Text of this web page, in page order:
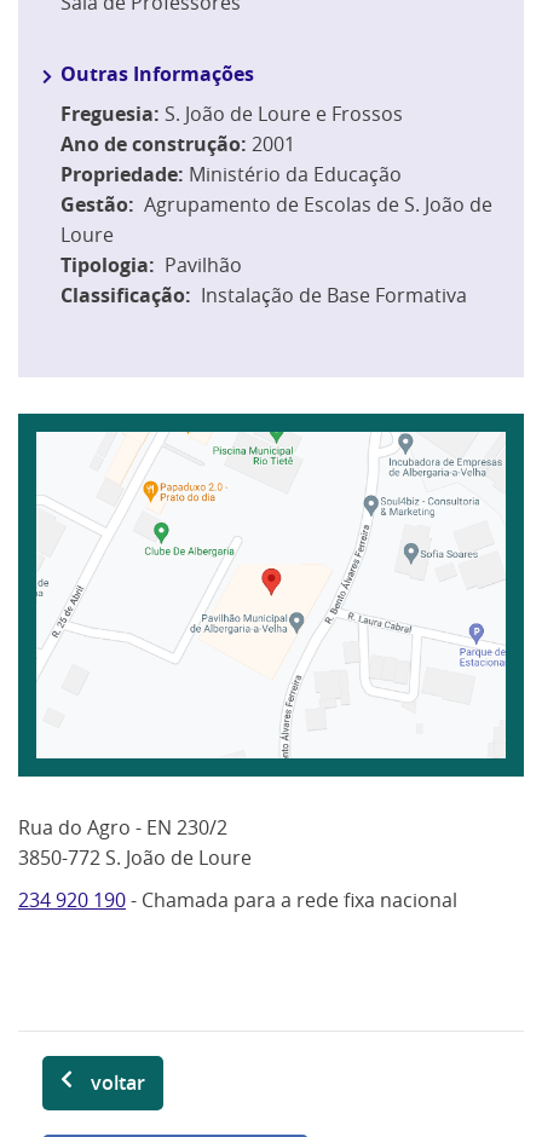
Outras Informações
Freguesia: S. João de Loure e Frossos
Ano de construção: 2001
Propriedade: Ministério da Educação
Gestão: Agrupamento de Escolas de S. João de
Loure
Tipologia: Pavilhão
Classificação: Instalação de Base Formativa
Rua do Agro - EN 230/2
3850-772 S. João de Loure
234 920 190- Chamada para a rede fixa nacional
voltar